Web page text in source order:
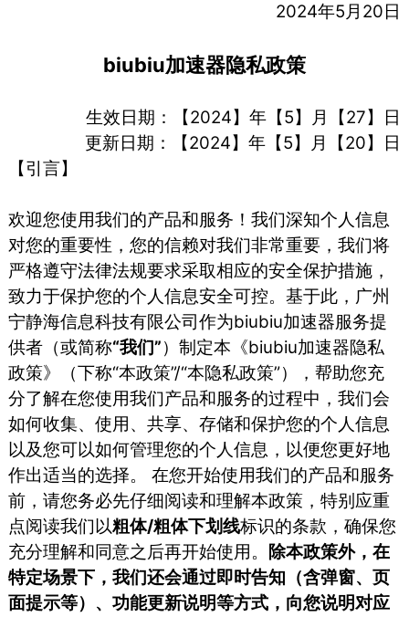
2024年5月20日
biubiu加速器隐私政策
生效日期：【2024】年【5】月【27】日
更新日期：【2024】年【5】月【20】日
【引言】
欢迎您使用我们的产品和服务！我们深知个人信息
对您的重要性，您的信赖对我们非常重要，我们将
严格遵守法律法规要求采取相应的安全保护措施，
致力于保护您的个人信息安全可控。基于此，⼴州
宁静海信息科技有限公司作为biubiu加速器服务提
供者（或简称“我们”）制定本《biubiu加速器隐私
政策》（下称“本政策”/“本隐私政策”），帮助您充
分了解在您使用我们产品和服务的过程中，我们会
如何收集、使用、共享、存储和保护您的个人信息
以及您可以如何管理您的个人信息，以便您更好地
作出适当的选择。 在您开始使用我们的产品和服务
前，请您务必先仔细阅读和理解本政策，特别应重
点阅读我们以粗体/粗体下划线标识的条款，确保您
充分理解和同意之后再开始使用。
除本政策外，在
特定场景下，我们还会通过即时告知（含弹窗、页
面提示等）、功能更新说明等方式，向您说明对应